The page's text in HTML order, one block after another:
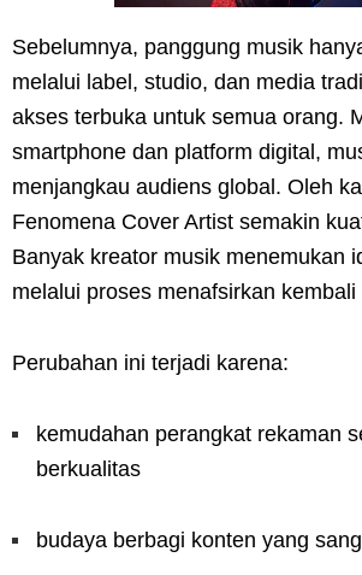
Sebelumnya, panggung musik
melalui label, studio, dan media
akses terbuka untuk semua orang.
smartphone dan platform digital,
menjangkau audiens global. Oleh
Fenomena Cover Artist semakin
Banyak kreator musik menemukan
melalui proses menafsirkan
Perubahan ini terjadi karena:
kemudahan perangkat rekaman
berkualitas
budaya berbagi konten yang